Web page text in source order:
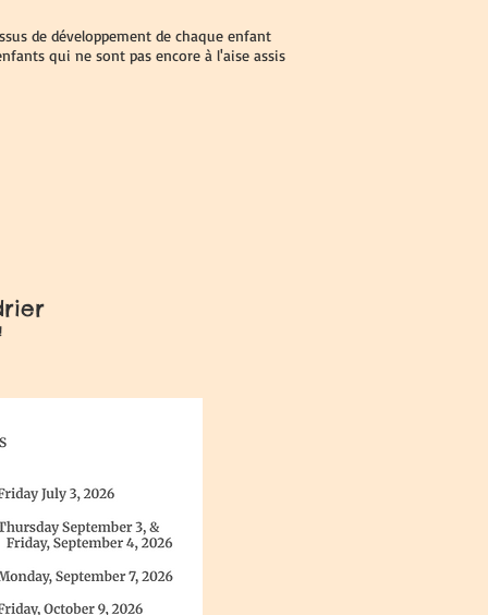
de développement de chaque enfant
qui ne sont pas encore à l'aise assis